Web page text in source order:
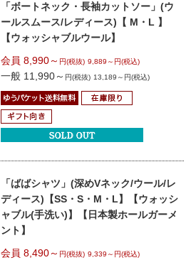
「ボートネック・長袖カットソー」(ウ
ールスムース/レディース)【 M・L 】
【ウォッシャブルウール】
会員 8,990～ 円(税抜) 9,889～円(税込)
一般 11,990～ 円(税抜) 13,189～円(税込)
「ばばシャツ」(深めVネック/ウール/レ
ディース) 【SS・S・M・L】
【ウォッシ
ャブル(手洗い)】
【日本製ホールガーメ
ント】
会員 8,490～ 円(税抜) 9,339～円(税込)